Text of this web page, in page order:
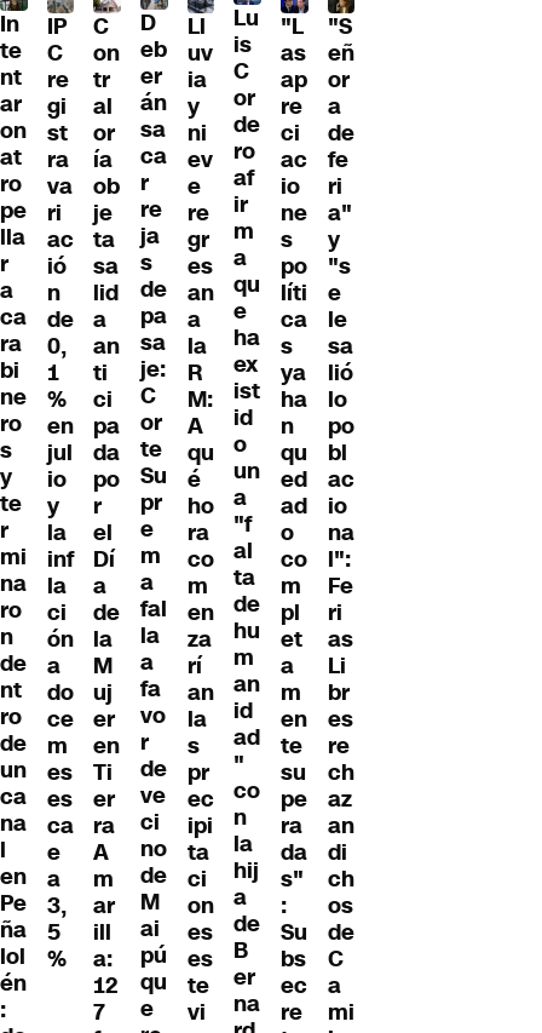
In
te
nt
ar
on
at
ro
pe
lla
r
a
ca
ra
bi
ne
ro
s
y
te
r
mi
na
ro
n
de
nt
ro
de
un
ca
na
l
en
Pe
ña
lol
én
:
IP
C
re
gi
st
ra
va
ri
ac
ió
n
de
0,
1
%
en
jul
io
y
la
inf
la
ci
ón
a
do
ce
m
es
es
ca
e
a
3,
5
%
C
on
tr
al
or
ía
ob
je
ta
sa
lid
a
an
ti
ci
pa
da
po
r
el
Dí
a
de
la
M
uj
er
en
Ti
er
ra
A
m
ar
ill
a:
12
7
D
eb
er
án
sa
ca
r
re
ja
s
de
pa
sa
je:
C
or
te
Su
pr
e
m
a
fal
la
a
fa
vo
r
de
ve
ci
no
de
M
ai
pú
qu
e
Ll
uv
ia
y
ni
ev
e
re
gr
es
an
a
la
R
M:
A
qu
é
ho
ra
co
m
en
za
rí
an
la
s
pr
ec
ipi
ta
ci
on
es
es
te
vi
Lu
is
C
or
de
ro
af
ir
m
a
qu
e
ha
ex
ist
id
o
un
a
"f
al
ta
de
hu
m
an
id
ad
"
co
n
la
hij
a
de
B
er
na
"L
as
ap
re
ci
ac
io
ne
s
po
líti
ca
s
ya
ha
n
qu
ed
ad
o
co
m
pl
et
a
m
en
te
su
pe
ra
da
s"
:
Su
bs
ec
re
"S
eñ
or
a
de
fe
ri
a"
y
"s
e
le
sa
lió
lo
po
bl
ac
io
na
l":
Fe
ri
as
Li
br
es
re
ch
az
an
di
ch
os
de
C
a
mi